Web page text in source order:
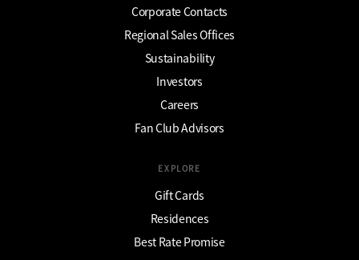
Corporate Contacts
Regional Sales Offices
Sustainability
Investors
Careers
Fan Club Advisors
EXPLORE
Gift Cards
Residences
Best Rate Promise